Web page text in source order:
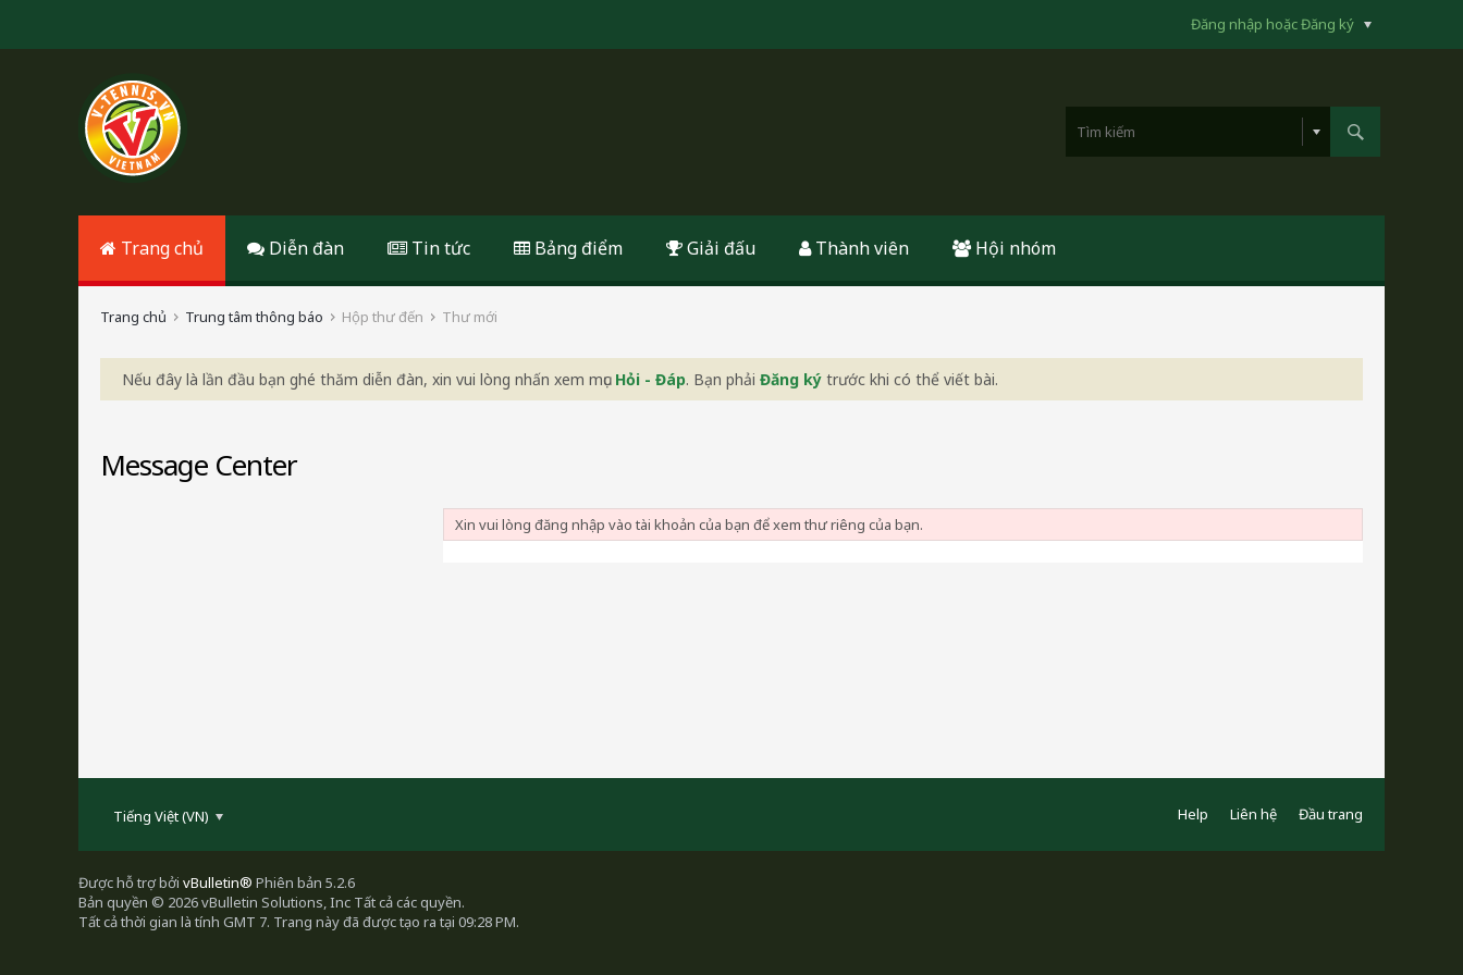
Đăng nhập hoặc Đăng ký
Trang chủ Diễn đàn Tin tức Bảng điểm Giải đấu Thành viên Hội nhóm
Trang chủ Trung tâm thông báo Hộp thư đến Thư mới
Nếu đây là lần đầu bạn ghé thăm diễn đàn, xin vui lòng nhấn xem mục Hỏi - Đáp. Bạn phải Đăng ký trước khi có thể viết bài.
Message Center
Xin vui lòng đăng nhập vào tài khoản của bạn để xem thư riêng của bạn.
Tiếng Việt (VN) Help Liên hệ Đầu trang
Được hỗ trợ bởi vBulletin® Phiên bản 5.2.6
Bản quyền © 2026 vBulletin Solutions, Inc Tất cả các quyền.
Tất cả thời gian là tính GMT 7. Trang này đã được tạo ra tại 09:28 PM.